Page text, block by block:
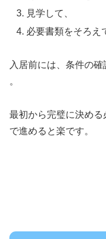
見学して、
必要書類をそろえ
入居前には、条件の
。
最初から完璧に決め
で進めると楽です。